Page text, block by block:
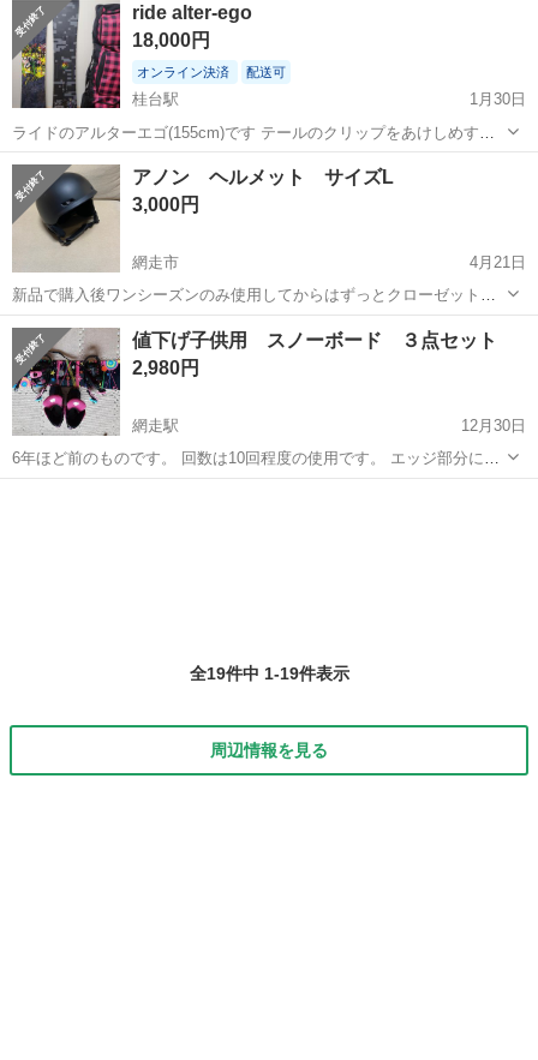
します。 移動費（ガソリン代）一律1000円お支払いいたします。 よ
ろしくお願いいたします。
ride alter-ego
18,000円
オンライン決済 配送可
桂台駅
1月30日
ライドのアルターエゴ(155cm)です テールのクリップをあけしめすれ
ば乗り味を変えることができます 例えばグルーミングバーンはしめて
ハード パウダーはあけてサーフライクに オールマウンテンで使えるの
でほぼほぼメインでした...
北海道 網走市 スノーボード カービング
アノン ヘルメット サイズL
3,000円
網走市
4月21日
新品で購入後ワンシーズンのみ使用してからはずっとクローゼットで
保管してました。 サイズとモデル名は画像をご参照下さい。 網走まで
取りに来て頂ける方のみでお願い致します。
北海道 網走市 スノーボード ヘルメット
値下げ子供用 スノーボード ３点セット
2,980円
網走駅
12月30日
6年ほど前のものです。 回数は10回程度の使用です。 エッジ部分に少
し錆がありますが 滑走するに当たり、問題ない程度です。 室内保管で
全19件中 1-19件表示
周辺情報を見る